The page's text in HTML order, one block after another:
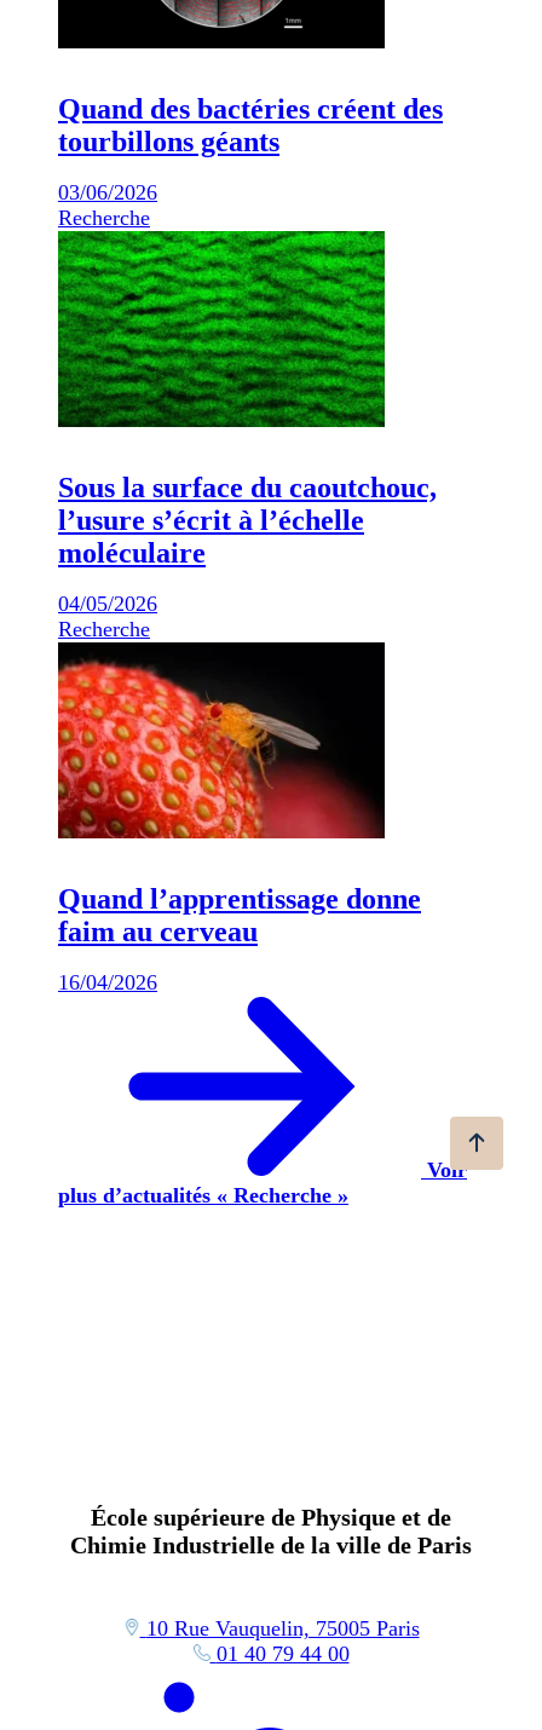
Quand des bactéries créent des
tourbillons géants
03/06/2026
Recherche
Sous la surface du caoutchouc,
l’usure s’écrit à l’échelle
moléculaire
04/05/2026
Recherche
Quand l’apprentissage donne
faim au cerveau
16/04/2026
Voir
plus d’actualités « Recherche »
École supérieure de Physique et de
Chimie Industrielle de la ville de Paris
10 Rue Vauquelin, 75005 Paris
01 40 79 44 00